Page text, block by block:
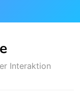
Interaktion